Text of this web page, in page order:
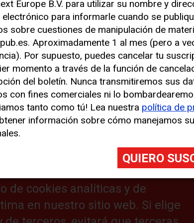
mejorar su experiencia
similares (denominadas, en su
cookies analíticas para
web. También hacemos uso
su experiencia en nuestro
de ubicación). Estas
en su dispositivo y pueden
Al hacer clic en “Aceptar”,
de cookies analíticas y de
en nuestro sitio web. Si elige
Useful links:
Europe B.V. para utilizar su nombre y
para informarle cuando se
sobre cuestiones de manipulación de
Aproximadamente 1 al mes (pero a
Por supuesto, puedes cancelar tu
momento a través de la función de
del boletín. Nunca transmitiremos sus
con fines comerciales ni lo
tanto como tú! Lea nuestra política de
información sobre cómo manejamos